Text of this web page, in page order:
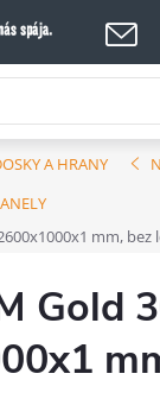
A HRANY
mm, bez
Gold